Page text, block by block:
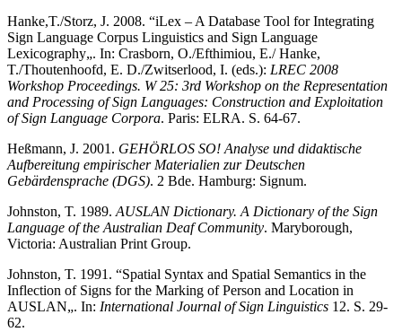
Hanke,T./Storz, J. 2008. “iLex – A Database Tool for Integrating
Sign Language Corpus Linguistics and Sign Language
Lexicography„. In: Crasborn, O./Efthimiou, E./ Hanke,
T./Thoutenhoofd, E. D./Zwitserlood, I. (eds.): LREC 2008
Workshop Proceedings. W 25: 3rd Workshop on the Representation
and Processing of Sign Languages: Construction and Exploitation
of Sign Language Corpora. Paris: ELRA. S. 64-67.
Heßmann, J. 2001. GEHÖRLOS SO! Analyse und didaktische
Aufbereitung empirischer Materialien zur Deutschen
Gebärdensprache (DGS). 2 Bde. Hamburg: Signum.
Johnston, T. 1989. AUSLAN Dictionary. A Dictionary of the Sign
Language of the Australian Deaf Community. Maryborough,
Victoria: Australian Print Group.
Johnston, T. 1991. “Spatial Syntax and Spatial Semantics in the
Inflection of Signs for the Marking of Person and Location in
AUSLAN„. In: International Journal of Sign Linguistics 12. S. 29-
62.